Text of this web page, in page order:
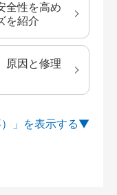
全性を高め
を紹介
原因と修理
」を